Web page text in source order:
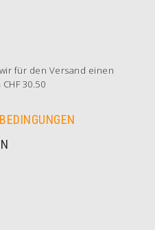
für den Versand einen
30.50